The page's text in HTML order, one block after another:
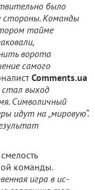
было
стороны. Команды
тайме
ворота
самого
Comments.ua
выход
Символичный
идут на „мировую“.
команды.
игра в ис­